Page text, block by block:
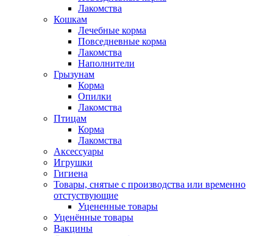
Лакомства
Кошкам
Лечебные корма
Повседневные корма
Лакомства
Наполнители
Грызунам
Корма
Опилки
Лакомства
Птицам
Корма
Лакомства
Аксессуары
Игрушки
Гигиена
Товары, снятые с производства или временно
отстуствующие
Уцененные товары
Уценённые товары
Вакцины